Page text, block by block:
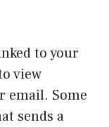
to your
view
email. Some
sends a